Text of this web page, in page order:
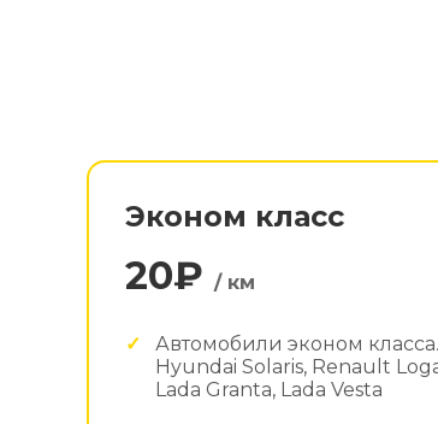
Эконом класс
20₽ / км
Автомобили эконом класса.
Hyundai Solaris, Renault
Lada Granta, Lada Vesta